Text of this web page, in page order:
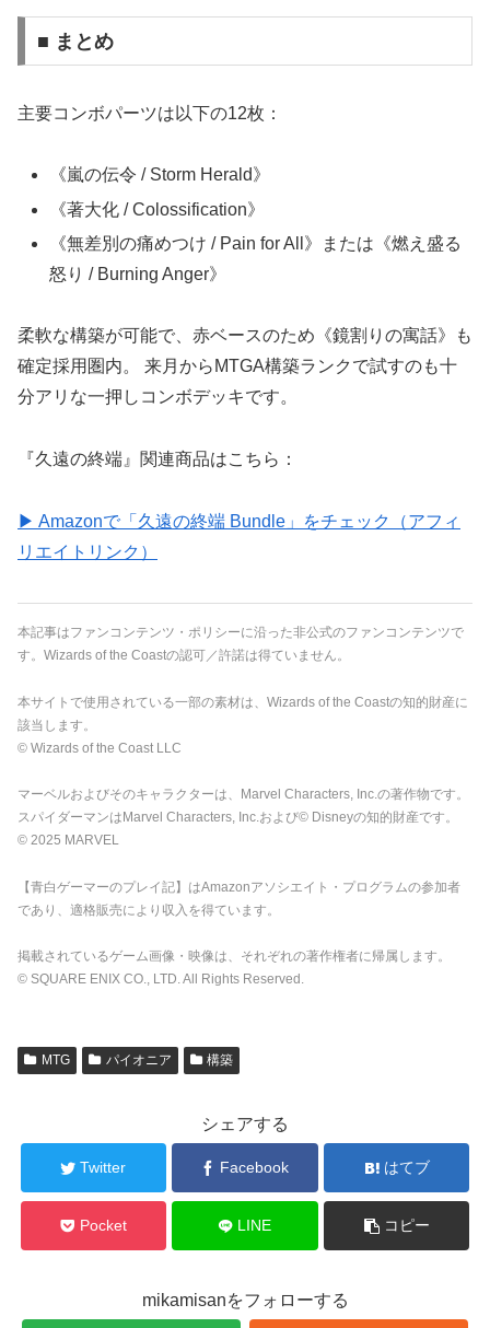
■ まとめ
主要コンボパーツは以下の12枚：
《嵐の伝令 / Storm Herald》
《著大化 / Colossification》
《無差別の痛めつけ / Pain for All》または《燃え盛る
怒り / Burning Anger》
柔軟な構築が可能で、赤ベースのため《鏡割りの寓話》も
確定採用圏内。 来月からMTGA構築ランクで試すのも十
分アリな一押しコンボデッキです。
『久遠の終端』関連商品はこちら：
▶ Amazonで「久遠の終端 Bundle」をチェック（アフィ
リエイトリンク）
本記事はファンコンテンツ・ポリシーに沿った非公式のファンコンテンツで
す。Wizards of the Coastの認可／許諾は得ていません。
本サイトで使用されている一部の素材は、Wizards of the Coastの知的財産に
該当します。
© Wizards of the Coast LLC
マーベルおよびそのキャラクターは、Marvel Characters, Inc.の著作物です。
スパイダーマンはMarvel Characters, Inc.および© Disneyの知的財産です。
© 2025 MARVEL
【青白ゲーマーのプレイ記】はAmazonアソシエイト・プログラムの参加者
であり、適格販売により収入を得ています。
掲載されているゲーム画像・映像は、それぞれの著作権者に帰属します。
© SQUARE ENIX CO., LTD. All Rights Reserved.
MTG パイオニア 構築
シェアする
Twitter Facebook はてブ
Pocket LINE コピー
mikamisanをフォローする